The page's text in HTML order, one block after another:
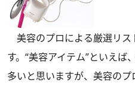
美容のプロによる厳選リス
す。“美容アイテム”といえば
多いと思いますが、美容の